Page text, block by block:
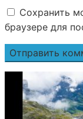
Сохранить
браузере для